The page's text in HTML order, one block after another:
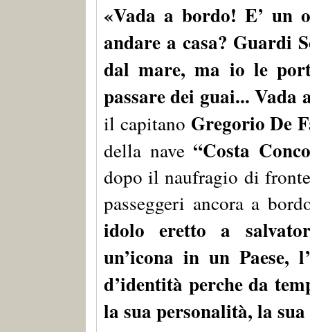
«Vada a bordo! E’ un
andare a casa? Guardi
dal mare, ma io le
passare dei guai... Vada
il capitano Gregorio De
della nave “Costa
dopo il naufragio di
passeggeri ancora a
idolo eretto a
un’icona in un Paese,
d’identità perche da
la sua personalità, la